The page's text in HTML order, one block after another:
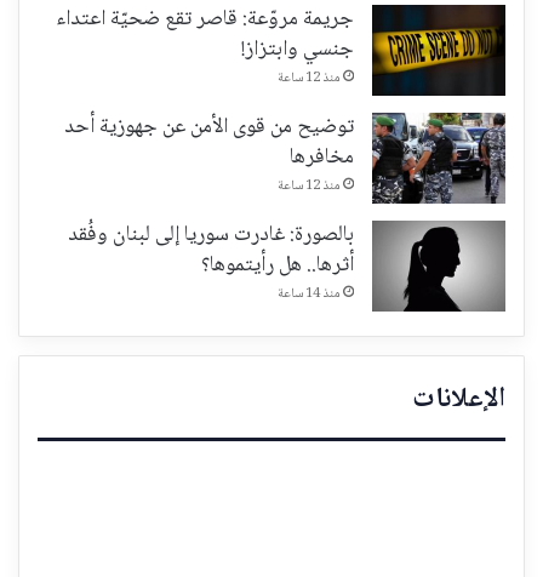
جريمة مروّعة: قاصر تقع ضحيّة اعتداء
جنسي وابتزاز!
منذ 12 ساعة
توضيح من قوى الأمن عن جهوزية أحد
مخافرها
منذ 12 ساعة
بالصورة: غادرت سوريا إلى لبنان وفُقد
أثرها.. هل رأيتموها؟
منذ 14 ساعة
الإعلانات